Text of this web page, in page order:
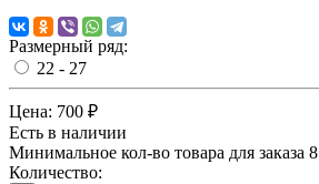
Размерный ряд:
22 - 27
Цена: 700 ₽
Есть в наличии
Минимальное кол-во товара для заказа 8
Количество: